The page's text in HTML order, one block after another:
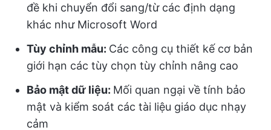
đề khi chuyển đổi sang/từ các định dạng
khác như Microsoft Word
Tùy chỉnh mẫu: Các công cụ thiết kế cơ bản
giới hạn các tùy chọn tùy chỉnh nâng cao
Bảo mật dữ liệu: Mối quan ngại về tính bảo
mật và kiểm soát các tài liệu giáo dục nhạy
cảm